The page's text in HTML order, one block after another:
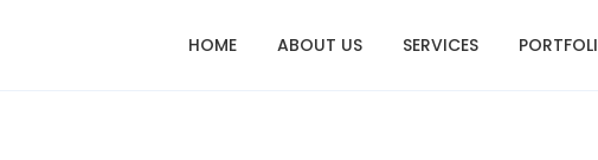
HOME ABOUT US SERVICES